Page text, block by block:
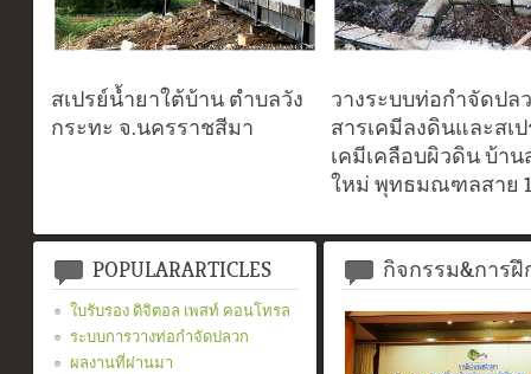
สเปรย์น้ำยาใต้บ้าน ตำบลวัง
กระทะ จ.นครราชสีมา
วางระบบท่อกำจัดปล
สารเคมีลงดินและสเ
เคมีเคลือบผิวดิน บ้าน
ใหม่ พุทธมณฑลสาย
POPULARARTICLES
ใบรับรอง ดิจิตอล เพสท์ คอนโทรล
ระบบการวางท่อกำจัดปลวก
ผลงานที่ผ่านมา
กิจกรรม&การ